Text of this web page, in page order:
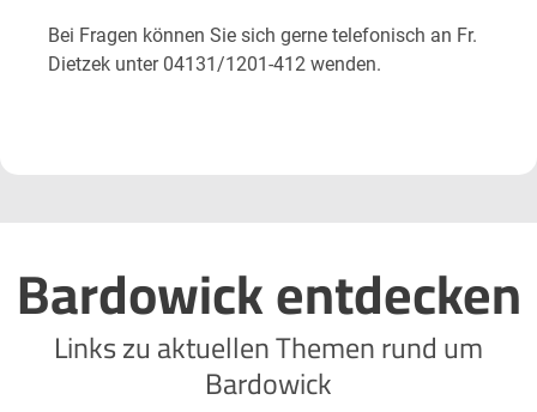
Bei Fragen können Sie sich gerne telefonisch an Fr.
Dietzek unter 04131/1201-412 wenden.
Bardowick entdecken
Links zu aktuellen Themen rund um
Bardowick